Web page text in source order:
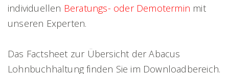
individuellen Beratungs- oder Demotermin mit
unseren Experten.
Das Factsheet zur Übersicht der Abacus
Lohnbuchhaltung finden Sie im Downloadbereich.